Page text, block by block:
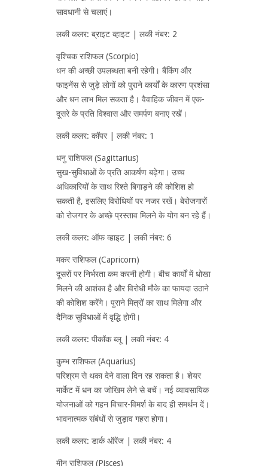
सावधानी से चलाएं।
लकी कलर: ब्राइट व्हाइट | लकी नंबर: 2
वृश्चिक राशिफल (Scorpio)
धन की अच्छी उपलब्धता बनी रहेगी। बैंकिंग और
फाइनेंस से जुड़े लोगों को पुराने कार्यों के कारण प्रशंसा
और धन लाभ मिल सकता है। वैवाहिक जीवन में एक-
दूसरे के प्रति विश्वास और समर्पण बनाए रखें।
लकी कलर: कॉपर | लकी नंबर: 1
धनु राशिफल (Sagittarius)
सुख-सुविधाओं के प्रति आकर्षण बढ़ेगा। उच्च
अधिकारियों के साथ रिश्ते बिगाड़ने की कोशिश हो
सकती है, इसलिए विरोधियों पर नजर रखें। बेरोजगारों
को रोजगार के अच्छे प्रस्ताव मिलने के योग बन रहे हैं।
लकी कलर: ऑफ व्हाइट | लकी नंबर: 6
मकर राशिफल (Capricorn)
दूसरों पर निर्भरता कम करनी होगी। बीच कार्यों में धोखा
मिलने की आशंका है और विरोधी मौके का फायदा उठाने
की कोशिश करेंगे। पुराने मित्रों का साथ मिलेगा और
दैनिक सुविधाओं में वृद्धि होगी।
लकी कलर: पीकॉक ब्लू | लकी नंबर: 4
कुम्भ राशिफल (Aquarius)
परिश्रम से थका देने वाला दिन रह सकता है। शेयर
मार्केट में धन का जोखिम लेने से बचें। नई व्यावसायिक
योजनाओं को गहन विचार-विमर्श के बाद ही समर्थन दें।
भावनात्मक संबंधों से जुड़ाव गहरा होगा।
लकी कलर: डार्क ऑरेंज | लकी नंबर: 4
मीन राशिफल (Pisces)